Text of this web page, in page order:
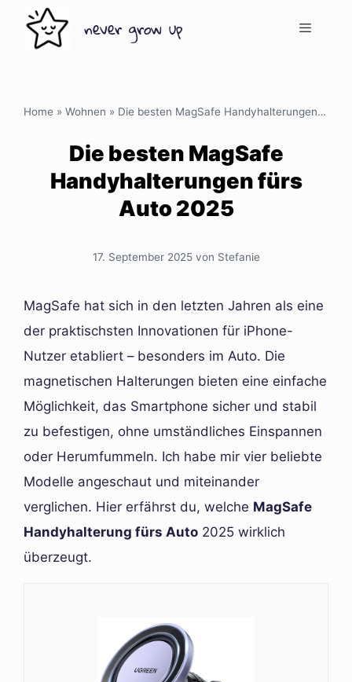
Inhalt
never grow up
Home » Wohnen » Die besten MagSafe Handyhalterungen fürs Auto 2025
Die besten MagSafe
Handyhalterungen fürs
Auto 2025
17. September 2025 von Stefanie
MagSafe hat sich in den letzten Jahren als eine
der praktischsten Innovationen für iPhone-
Nutzer etabliert – besonders im Auto. Die
magnetischen Halterungen bieten eine einfache
Möglichkeit, das Smartphone sicher und stabil
zu befestigen, ohne umständliches Einspannen
oder Herumfummeln. Ich habe mir vier beliebte
Modelle angeschaut und miteinander
verglichen. Hier erfährst du, welche MagSafe
Handyhalterung fürs Auto 2025 wirklich
überzeugt.